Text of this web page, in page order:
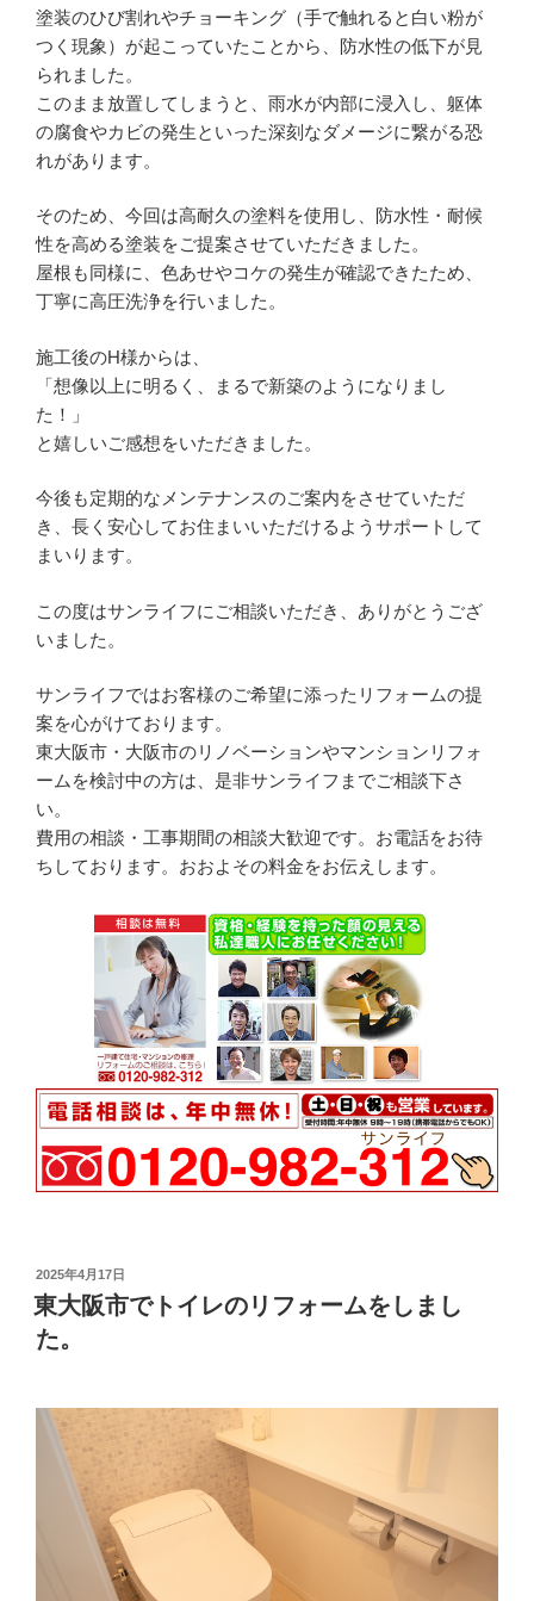
塗装のひび割れやチョーキング（手で触れると白い粉が
つく現象）が起こっていたことから、防水性の低下が見
られました。
このまま放置してしまうと、雨水が内部に浸入し、躯体
の腐食やカビの発生といった深刻なダメージに繋がる恐
れがあります。
そのため、今回は高耐久の塗料を使用し、防水性・耐候
性を高める塗装をご提案させていただきました。
屋根も同様に、色あせやコケの発生が確認できたため、
丁寧に高圧洗浄を行いました。
施工後のH様からは、
「想像以上に明るく、まるで新築のようになりまし
た！」
と嬉しいご感想をいただきました。
今後も定期的なメンテナンスのご案内をさせていただ
き、長く安心してお住まいいただけるようサポートして
まいります。
この度はサンライフにご相談いただき、ありがとうござ
いました。
サンライフではお客様のご希望に添ったリフォームの提
案を心がけております。
東大阪市・大阪市のリノベーションやマンションリフォ
ームを検討中の方は、是非サンライフまでご相談下さ
い。
費用の相談・工事期間の相談大歓迎です。お電話をお待
ちしております。おおよその料金をお伝えします。
投
稿
日:
2025年4月17日
東大阪市でトイレのリフォームをしまし
た。